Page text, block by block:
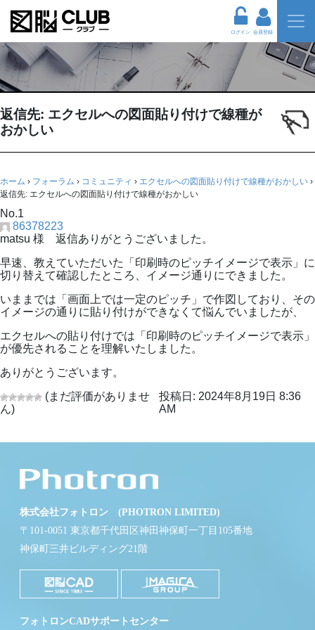
ログイン 会員登録
返信先: エクセルへの図面貼り付けで線種が
おかしい
ホーム › フォーラム › コミュニティ › エクセルへの図面貼り付けで線種がおかしい ›
返信先: エクセルへの図面貼り付けで線種がおかしい
No.1
86378223
matsu 様 返信ありがとうございました。
早速、教えていただいた「印刷時のピッチイメージで表示」に
切り替えて確認したところ、イメージ通りにできました。
いままでは「画面上では一定のピッチ」で作図しており、その
イメージの通りに貼り付けができなくて悩んでいましたが、
エクセルへの貼り付けでは「印刷時のピッチイメージで表示」
が優先されることを理解いたしました。
ありがとうございます。
(まだ評価がありませ
ん)
投稿日: 2024年8月19日 8:36
AM
株式会社フォトロン (PHOTRON LIMITED)
〒101-0051 東京都千代田区神田神保町一丁目105番地
神保町三井ビルディング21階
フォトロンCADサポートセンター